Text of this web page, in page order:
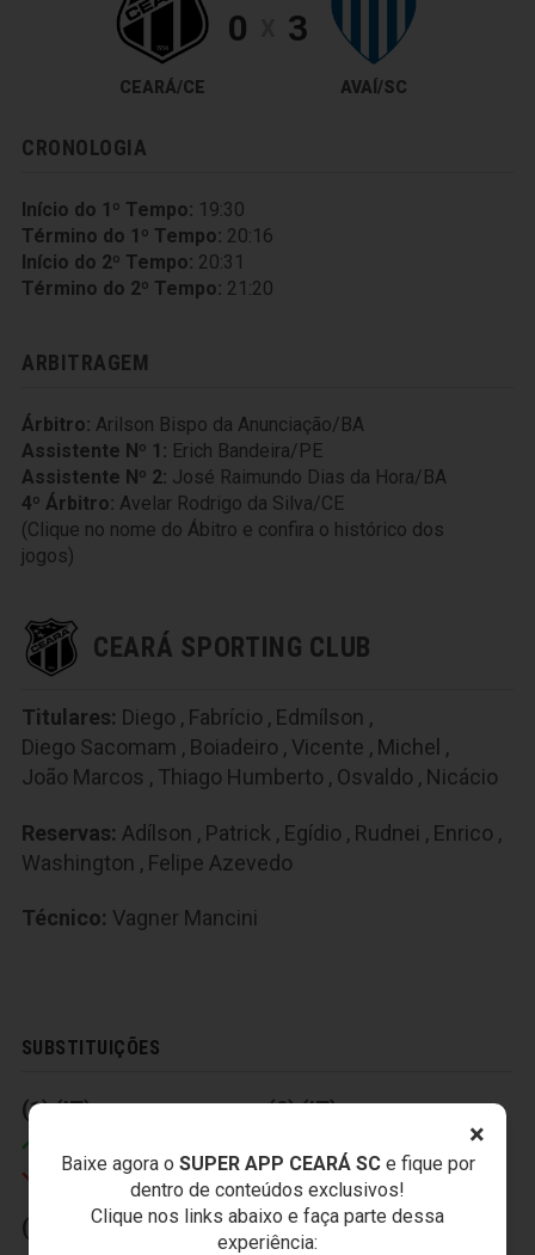
×
Baixe agora o SUPER APP CEARÁ SCe fique por
dentro de conteúdos exclusivos!
Clique nos links abaixo e faça parte dessa
experiência:
CEARÁ/CE
0 3
AVAÍ/SC
CRONOLOGIA
Início do 1º Tempo: 19:30
Término do 1º Tempo: 20:16
Início do 2º Tempo: 20:31
Término do 2º Tempo: 21:20
ARBITRAGEM
Árbitro: Arilson Bispo da Anunciação/BA
Assistente Nº 1: Erich Bandeira/PE
Assistente Nº 2: José Raimundo Dias da Hora/BA
4º Árbitro: Avelar Rodrigo da Silva/CE
(Clique no nome do Ábitro e confira o histórico dos
jogos)
CEARÁ SPORTING CLUB
Titulares: Diego , Fabrício , Edmílson ,
Diego Sacomam , Boiadeiro , Vicente , Michel ,
João Marcos , Thiago Humberto , Osvaldo , Nicácio
Reservas: Adílson , Patrick , Egídio , Rudnei , Enrico ,
Washington , Felipe Azevedo
Técnico: Vagner Mancini
SUBSTITUIÇÕES
(1) (IT)
Edmílson
(2) (IT)
Felipe Azevedo
Thiago Humberto
(3) (2)